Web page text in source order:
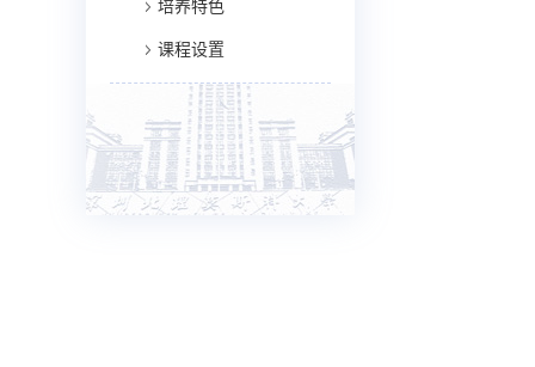
培养特色
课程设置